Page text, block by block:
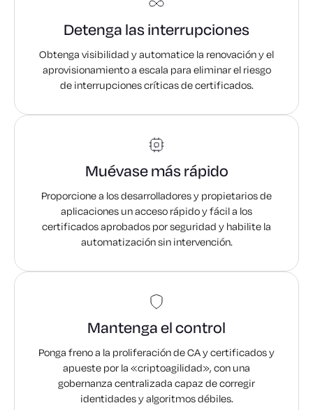
Detenga las interrupciones
Obtenga visibilidad y automatice la renovación y el
aprovisionamiento a escala para eliminar el riesgo
de interrupciones críticas de certificados.
Muévase más rápido
Proporcione a los desarrolladores y propietarios de
aplicaciones un acceso rápido y fácil a los
certificados aprobados por seguridad y habilite la
automatización sin intervención.
Mantenga el control
Ponga freno a la proliferación de CA y certificados y
apueste por la «criptoagilidad», con una
gobernanza centralizada capaz de corregir
identidades y algoritmos débiles.